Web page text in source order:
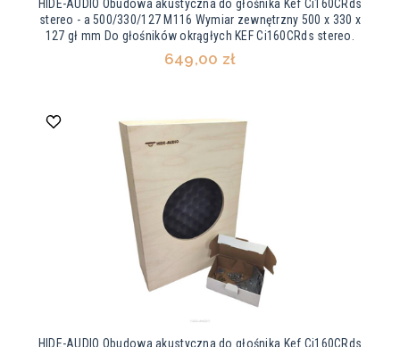
HIDE-AUDIO Obudowa akustyczna do głośnika Kef Ci160CRds
stereo - a 500/330/127 M116 Wymiar zewnętrzny 500 x 330 x
127 gł mm Do głośników okrągłych KEF Ci160CRds stereo.
649,00 zł
HIDE-AUDIO Obudowa akustyczna do głośnika Kef Ci160CRds